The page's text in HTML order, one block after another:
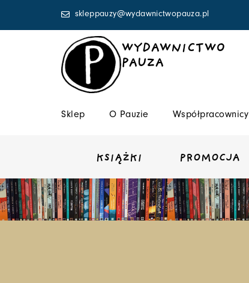
skleppauzy@wydawnictwopauza.pl
WYDAWNICTWO
PAUZA
Sklep O Pauzie Współpracownicy
KSIĄŻKI PROMOCJA